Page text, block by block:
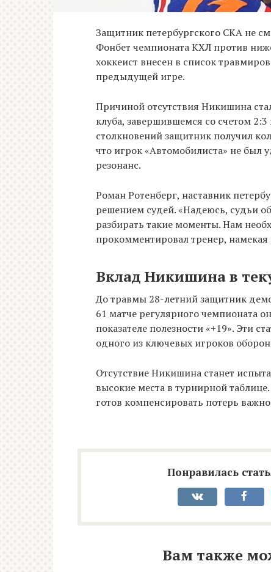
Защитник петербургского СКА не
Фонбет чемпионата КХЛ против
хоккеист внесен в список
предыдущей игре.
Причиной отсутствия Никишина
клуба, завершившемся со счетом
столкновений защитник получил
что игрок «Автомобилиста» не был
резонанс.
Роман Ротенберг, наставник
решением судей. «Надеюсь, судьи
разбирать такие моменты. Нам
прокомментировал тренер,
Вклад Никишина в
До травмы 28-летний защитник
61 матче регулярного чемпионата
показателе полезности «+19». Эти
одного из ключевых игроков
Отсутствие Никишина станет
высокие места в турнирной
готов компенсировать потерь
Понравилась
Вам также